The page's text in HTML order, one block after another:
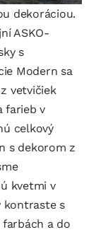
dekoráciou.
ASKO-
s
Modern sa
vetvičiek
farieb v
celkový
s dekorom z
kvetmi v
kontraste s
a do